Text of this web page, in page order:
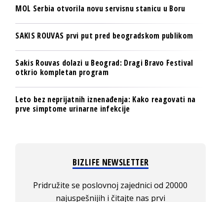
MOL Serbia otvorila novu servisnu stanicu u Boru
SAKIS ROUVAS prvi put pred beogradskom publikom
Sakis Rouvas dolazi u Beograd: Dragi Bravo Festival
otkrio kompletan program
Leto bez neprijatnih iznenađenja: Kako reagovati na
prve simptome urinarne infekcije
BIZLIFE NEWSLETTER
Pridružite se poslovnoj zajednici od 20000
najuspešnijih i čitajte nas prvi